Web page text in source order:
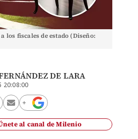
los fiscales de estado (Diseño:
DE LARA
20:08:00
al canal de Milenio